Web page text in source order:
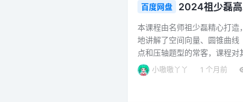
百度网盘 2024祖少磊
本课程由名师祖少磊精心打
地讲解了空间向量、圆锥曲
点和压轴题型的常客，课程
的课堂笔记和题型精练，全面
老师凭借丰富的教学经验，
小嗷嗷丫丫 1 个月前